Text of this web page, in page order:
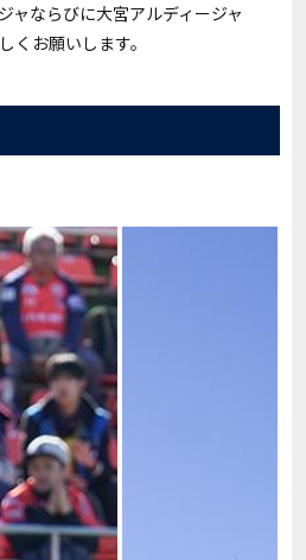
ャならびに大宮アルディージャ
くお願いします。